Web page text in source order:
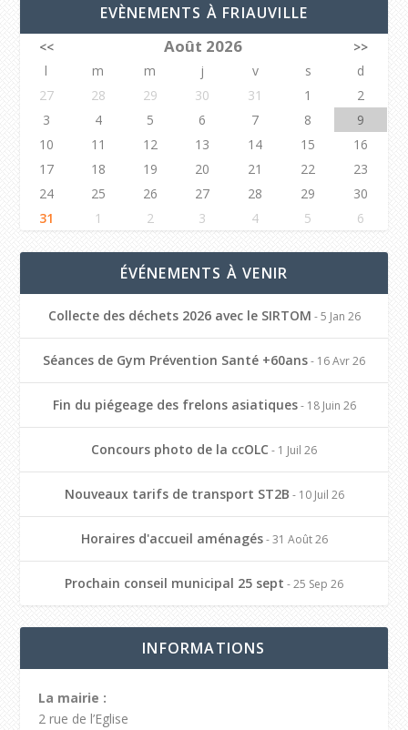
EVÈNEMENTS À FRIAUVILLE
<< Août 2026
>>
l
m m j v s
d
27
28 29 30 31 1
2
3
4 5 6 7 8
9
10
11 12 13 14 15
16
17
18 19 20 21 22
23
24
25 26 27 28 29
30
31
1 2 3 4 5 6
ÉVÉNEMENTS À VENIR
Collecte des déchets 2026 avec le SIRTOM - 5 Jan 26
Séances de Gym Prévention Santé +60ans- 16 Avr 26
Fin du piégeage des frelons asiatiques- 18 Juin 26
Concours photo de la ccOLC - 1 Juil 26
Nouveaux tarifs de transport ST2B - 10 Juil 26
Horaires d'accueil aménagés- 31 Août 26
Prochain conseil municipal 25 sept - 25 Sep 26
INFORMATIONS
La mairie :
2 rue de l’Eglise